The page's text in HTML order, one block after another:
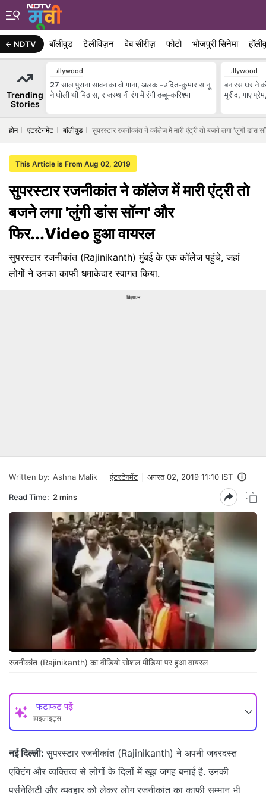
NDTV बॉलीवुड टेलीविज़न वेब सीरीज़ फोटो भोजपुरी सिनेमा
Trending
Stories
Bollywood
27 साल पुराना सावन का वो गाना, अलका-उदित-कुमार सानू
ने घोली थी मिठास, राजस्थानी रंग में रंगी तब्बू-करिश्मा
Bollywood
बनारस घराने
मुरीद, गाए
होम एंटरटेनमेंट बॉलीवुड सुपरस्टार रजनीकांत ने कॉलेज में मारी एंट्री तो बजने लगा 'लुंगी
This Article is From Aug 02, 2019
सुपरस्टार रजनीकांत ने कॉलेज में मारी एंट्री तो
बजने लगा 'लुंगी डांस सॉन्ग' और
फिर...Video हुआ वायरल
सुपरस्टार रजनीकांत (Rajinikanth) मुंबई के एक कॉलेज पहुंचे, जहां
लोगों ने उनका काफी धमाकेदार स्वागत किया.
विज्ञापन
Written by: Ashna Malik एंटरटेनमेंट अगस्त 02, 2019 11:10 IST
Read Time: 2 mins
रजनीकांत (Rajinikanth) का वीडियो सोशल मीडिया पर हुआ वायरल
फटाफट पढ़ें
हाइलाइट्स
नई दिल्ली: सुपरस्टार रजनीकांत (Rajinikanth) ने अपनी जबरदस्त
एक्टिंग और व्यक्तित्व से लोगों के दिलों में खूब जगह बनाई है. उनकी
पर्सनेलिटी और व्यवहार को लेकर लोग रजनीकांत का काफी सम्मान भी